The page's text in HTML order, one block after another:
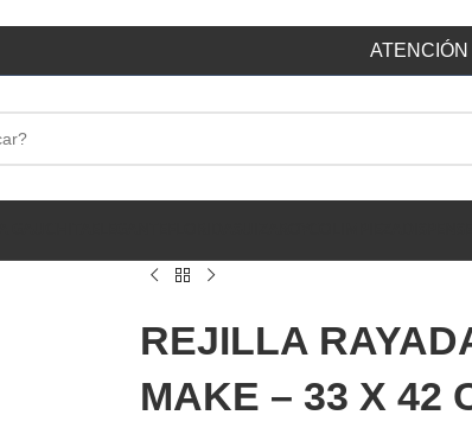
REJILLA
MAKE – 33 X 42